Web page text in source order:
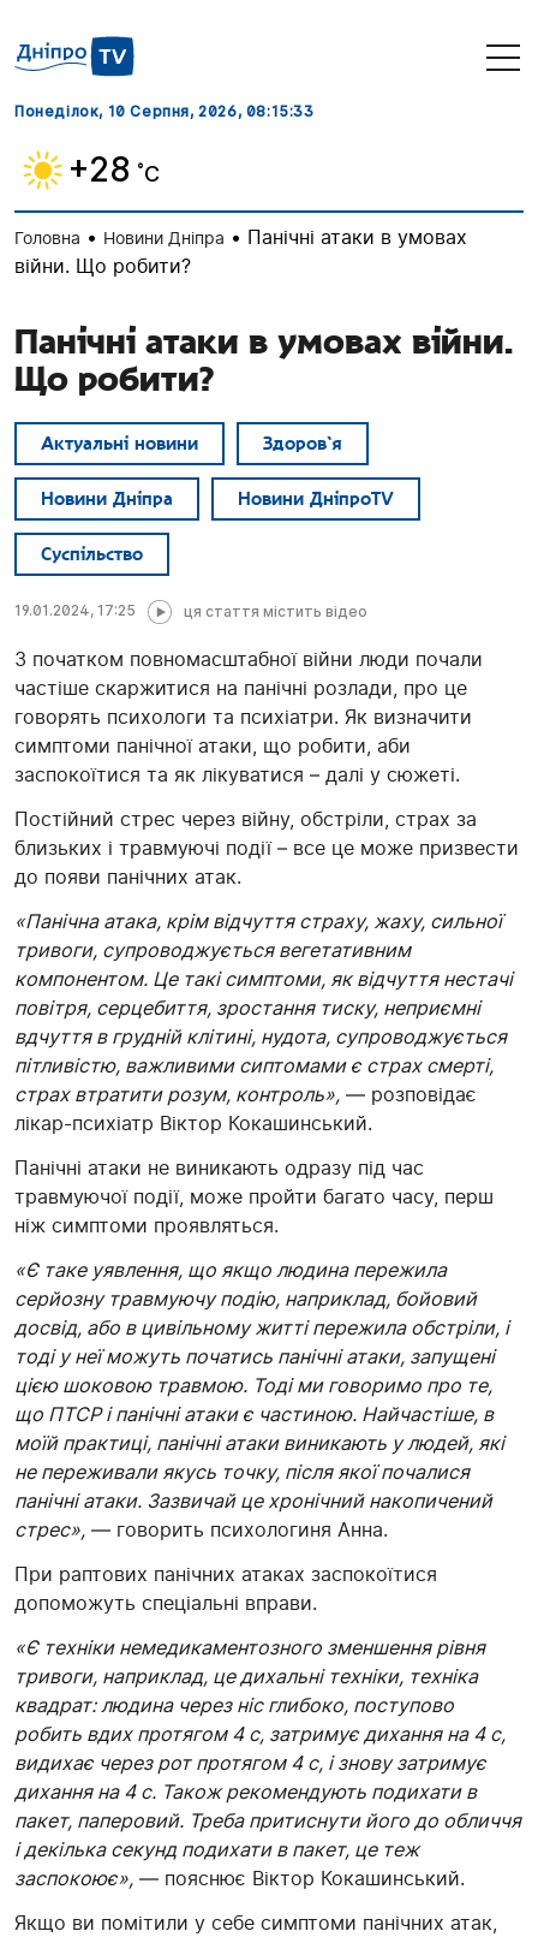
Понеділок, 10 Серпня, 2026, 08:15:34
+28 ˚C
Головна • Новини Дніпра • Панічні атаки в умовах
війни. Що робити?
Панічні атаки в умовах війни.
Що робити?
Актуальні новини Здоров`я
Новини Дніпра Новини ДніпроTV
Суспільство
19.01.2024, 17:25 ця стаття містить відео
З початком повномасштабної війни люди почали
частіше скаржитися на панічні розлади, про це
говорять психологи та психіатри. Як визначити
симптоми панічної атаки, що робити, аби
заспокоїтися та як лікуватися – далі у сюжеті.
Постійний стрес через війну, обстріли, страх за
близьких і травмуючі події – все це може призвести
до появи панічних атак.
«Панічна атака, крім відчуття страху, жаху, сильної
тривоги, супроводжується вегетативним
компонентом. Це такі симптоми, як відчуття нестачі
повітря, серцебиття, зростання тиску, неприємні
вдчуття в грудній клітині, нудота, супроводжується
пітливістю, важливими сиптомами є страх смерті,
страх втратити розум, контроль», — розповідає
лікар-психіатр Віктор Кокашинський.
Панічні атаки не виникають одразу під час
травмуючої події, може пройти багато часу, перш
ніж симптоми проявляться.
«Є таке уявлення, що якщо людина пережила
серйозну травмуючу подію, наприклад, бойовий
досвід, або в цивільному житті пережила обстріли, і
тоді у неї можуть початись панічні атаки, запущені
цією шоковою травмою. Тоді ми говоримо про те,
що ПТСР і панічні атаки є частиною. Найчастіше, в
моїй практиці, панічні атаки виникають у людей, які
не переживали якусь точку, після якої почалися
панічні атаки. Зазвичай це хронічний накопичений
стрес», — говорить психологиня Анна.
При раптових панічних атаках заспокоїтися
допоможуть спеціальні вправи.
«Є техніки немедикаментозного зменшення рівня
тривоги, наприклад, це дихальні техніки, техніка
квадрат: людина через ніс глибоко, поступово
робить вдих протягом 4 с, затримує дихання на 4 с,
видихає через рот протягом 4 с, і знову затримує
дихання на 4 с. Також рекомендують подихати в
пакет, паперовий. Треба притиснути його до обличчя
і декілька секунд подихати в пакет, це теж
заспокоює», — пояснює Віктор Кокашинський.
Якщо ви помітили у себе симптоми панічних атак,